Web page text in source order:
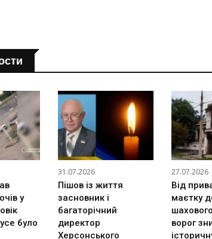
у
було
31.07.2026
Пішов із життя
засновник і
багаторічний
директор
Херсонського
27.07.2026
Від
маєтку
ворог